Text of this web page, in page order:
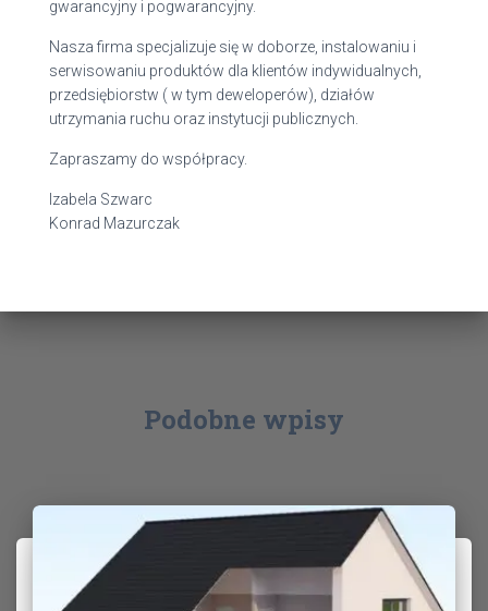
gwarancyjny i pogwarancyjny.
Nasza firma specjalizuje się w doborze, instalowaniu i
serwisowaniu produktów dla klientów indywidualnych,
przedsiębiorstw ( w tym deweloperów), działów
utrzymania ruchu oraz instytucji publicznych.
Zapraszamy do współpracy.
Izabela Szwarc
Konrad Mazurczak
Podobne wpisy